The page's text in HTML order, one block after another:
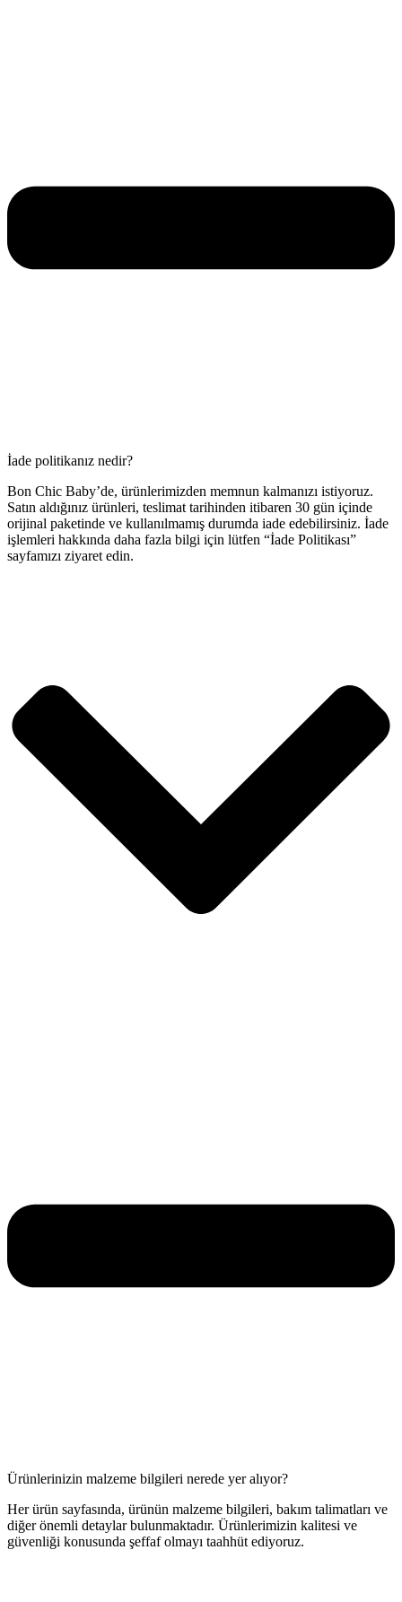
İade politikanız nedir?
Bon Chic Baby’de, ürünlerimizden memnun kalmanızı istiyoruz.
Satın aldığınız ürünleri, teslimat tarihinden itibaren 30 gün içinde
orijinal paketinde ve kullanılmamış durumda iade edebilirsiniz. İade
işlemleri hakkında daha fazla bilgi için lütfen “İade Politikası”
sayfamızı ziyaret edin.
Ürünlerinizin malzeme bilgileri nerede yer alıyor?
Her ürün sayfasında, ürünün malzeme bilgileri, bakım talimatları ve
diğer önemli detaylar bulunmaktadır. Ürünlerimizin kalitesi ve
güvenliği konusunda şeffaf olmayı taahhüt ediyoruz.